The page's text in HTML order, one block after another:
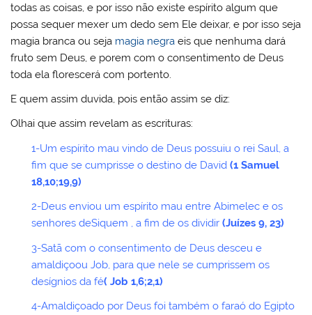
todas as coisas, e por isso não existe espírito algum que
possa sequer mexer um dedo sem Ele deixar, e por isso seja
magia branca ou seja magia negra eis que nenhuma dará
fruto sem Deus, e porem com o consentimento de Deus
toda ela florescerá com portento.
E quem assim duvida, pois então assim se diz:
Olhai que assim revelam as escrituras:
1-Um espírito mau vindo de Deus possuiu o rei Saul, a
fim que se cumprisse o destino de David(1 Samuel
18,10;19,9)
2-Deus enviou um espírito mau entre Abimelec e os
senhores deSiquem , a fim de os dividir(Juízes 9, 23)
3-Satã com o consentimento de Deus desceu e
amaldiçoou Job, para que nele se cumprissem os
desígnios da fé( Job 1,6;2,1)
4-Amaldiçoado por Deus foi também o faraó do Egipto